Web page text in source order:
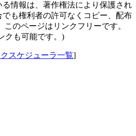
情報は、著作権法により保護され
も権利者の許可なくコピー、配布
のページはリンクフリーです。
クも可能です。)
スケジューラ一覧]